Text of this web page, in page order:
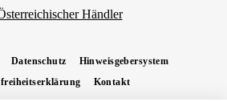
Datenschutz
Hinweisgebersystem
Kontakt